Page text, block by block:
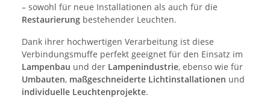
– sowohl für neue Installationen als auch für die
Restaurierung bestehender Leuchten.
Dank ihrer hochwertigen Verarbeitung ist diese
Verbindungsmuffe perfekt geeignet für den Einsatz im
Lampenbau und der Lampenindustrie, ebenso wie für
Umbauten, maßgeschneiderte Lichtinstallationen und
individuelle Leuchtenprojekte.